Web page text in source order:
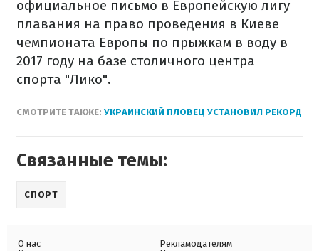
официальное письмо в Европейскую лигу
плавания на право проведения в Киеве
чемпионата Европы по прыжкам в воду в
2017 году на базе столичного центра
спорта "Лико".
СМОТРИТЕ ТАКЖЕ: УКРАИНСКИЙ ПЛОВЕЦ УСТАНОВИЛ РЕКОРД
Связанные темы:
СПОРТ
О нас
Рекламодателям